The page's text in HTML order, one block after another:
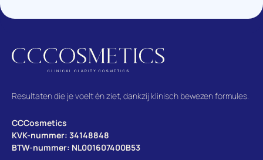
Resultaten die je voelt én ziet, dankzij klinisch bewezen formules.
CCCosmetics
KVK-nummer: 34148848
BTW-nummer: NL001607400B53